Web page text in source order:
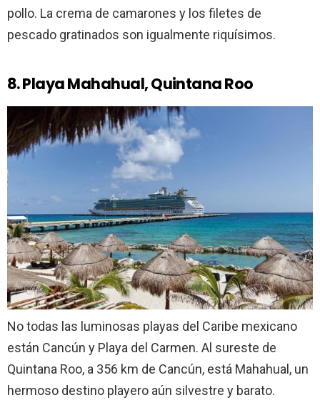
pollo. La crema de camarones y los filetes de
pescado gratinados son igualmente riquísimos.
8. Playa Mahahual, Quintana Roo
No todas las luminosas playas del Caribe mexicano
están Cancún y Playa del Carmen. Al sureste de
Quintana Roo, a 356 km de Cancún, está Mahahual, un
hermoso destino playero aún silvestre y barato.